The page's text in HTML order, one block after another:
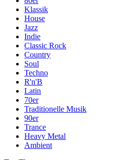
Klassik
House
Jazz
Indie
Classic Rock
Country
Soul
Techno
R'n'B
Latin
70er
Traditionelle Musik
90er
Trance
Heavy Metal
Ambient